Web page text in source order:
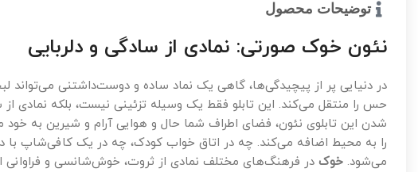
توضیحات محصول
نئون خوک صورتی: نمادی از سادگی و دلربایی
در دنیایی پر از پیچیدگی‌ها، گاهی یک نماد ساده و دوست‌داشتنی می‌تواند
حس را منتقل می‌کند. این تابلو فقط یک وسیله تزئینی نیست، بلکه
شدن این تابلوی نئون، فضای اطراف شما حال و هوایی آرام و شیرین به
را به محیط اضافه می‌کند. چه در اتاق خواب کودک، چه در یک کافی‌شاپ با
می‌شود. خوک در فرهنگ‌های مختلف نمادی از ثروت، خوش‌شانسی و فراوانی